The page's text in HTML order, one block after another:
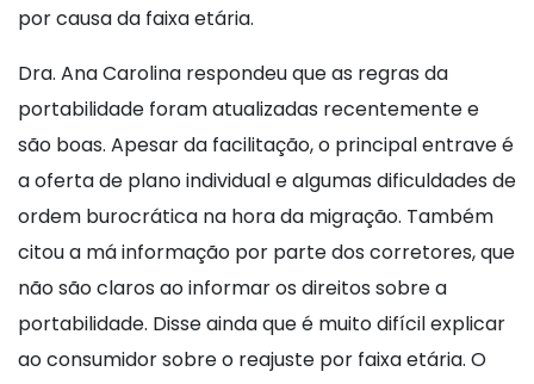
por causa da faixa etária.
Dra. Ana Carolina respondeu que as regras da
portabilidade foram atualizadas recentemente e
são boas. Apesar da facilitação, o principal entrave é
a oferta de plano individual e algumas dificuldades de
ordem burocrática na hora da migração. Também
citou a má informação por parte dos corretores, que
não são claros ao informar os direitos sobre a
portabilidade. Disse ainda que é muito difícil explicar
ao consumidor sobre o reajuste por faixa etária. O